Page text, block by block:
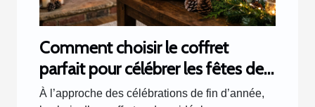
Comment choisir le coffret
parfait pour célébrer les fêtes de
fin d'année ?
À l’approche des célébrations de fin d’année,